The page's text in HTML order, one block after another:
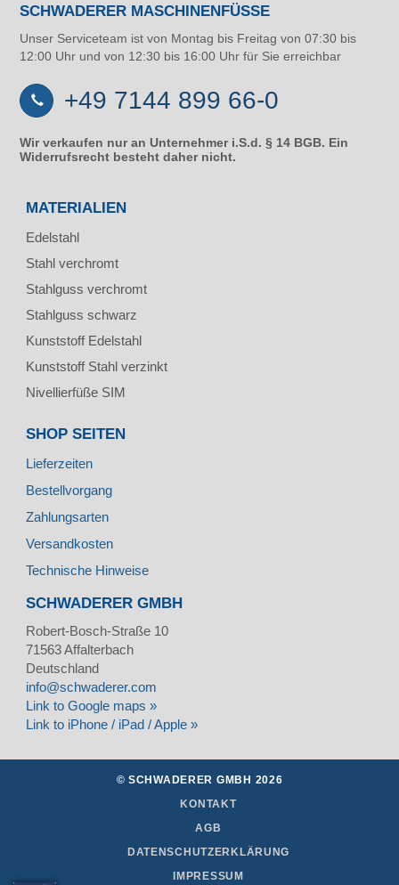
SCHWADERER MASCHINENFÜSSE
Unser Serviceteam ist von Montag bis Freitag von 07:30 bis
12:00 Uhr und von 12:30 bis 16:00 Uhr für Sie erreichbar
+49 7144 899 66-0
Wir verkaufen nur an Unternehmer i.S.d. § 14 BGB. Ein
Widerrufsrecht besteht daher nicht.
MATERIALIEN
Edelstahl
Stahl verchromt
Stahlguss verchromt
Stahlguss schwarz
Kunststoff Edelstahl
Kunststoff Stahl verzinkt
Nivellierfüße SIM
SHOP SEITEN
Lieferzeiten
Bestellvorgang
Zahlungsarten
Versandkosten
Technische Hinweise
SCHWADERER GMBH
Robert-Bosch-Straße 10
71563Affalterbach
Deutschland
info@schwaderer.com
Link to Google maps »
Link to iPhone / iPad / Apple »
© SCHWADERER GMBH 2026
KONTAKT
AGB
DATENSCHUTZERKLÄRUNG
IMPRESSUM